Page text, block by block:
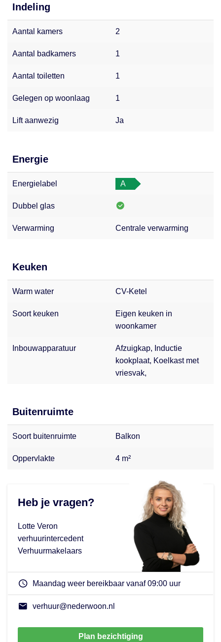
Indeling
Aantal kamers 2
Aantal badkamers 1
Aantal toiletten 1
Gelegen op woonlaag 1
Lift aanwezig Ja
Energie
Energielabel A
Dubbel glas
Verwarming Centrale verwarming
Keuken
Warm water CV-Ketel
Soort keuken
Eigen keuken in
woonkamer
Inbouwapparatuur
Afzuigkap, Inductie
kookplaat, Koelkast met
vriesvak,
Buitenruimte
Soort buitenruimte Balkon
Oppervlakte 4 m²
Heb je vragen?
Lotte Veron
verhuurintercedent
Verhuurmakelaars
Maandag weer bereikbaar vanaf 09:00 uur
verhuur@nederwoon.nl
Plan bezichtiging